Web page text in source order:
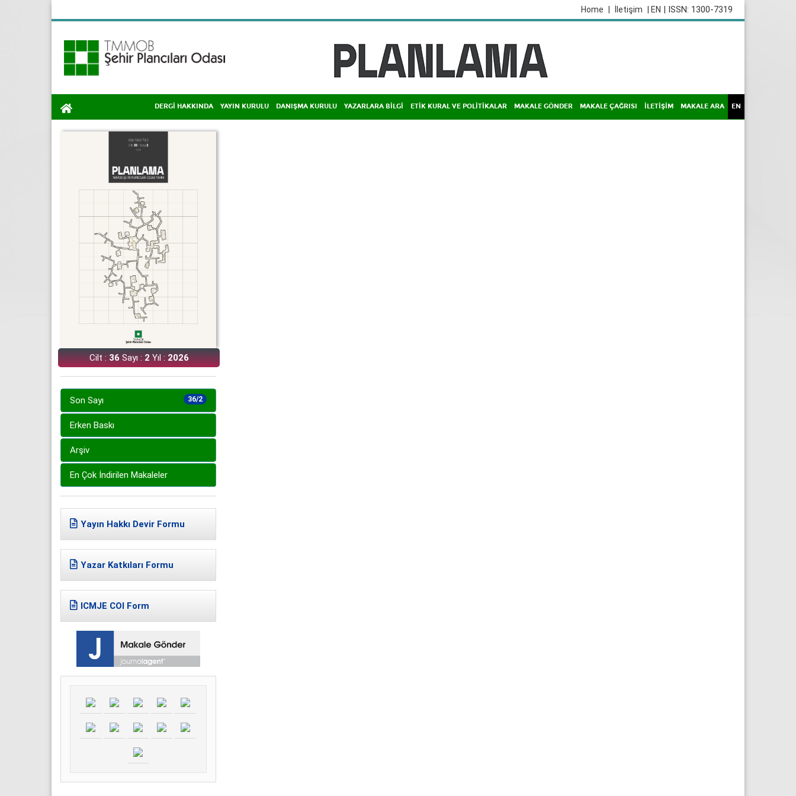
| ISSN: 1300-7319
| EN
İletişim
Home
DERGİ HAKKINDA YAYIN KURULU DANIŞMA KURULU YAZARLARA BİLGİ ETİK KURAL VE POLİTİKALAR MAKALE GÖNDER MAKALE ÇAĞRISI İLETİŞİM MAKALE ARA EN
Cilt :36Sayı :2Yıl :2026
36/2
Son Sayı
Erken Baskı
Arşiv
En Çok İndirilen Makaleler
Yayın Hakkı Devir Formu
Yazar Katkıları Formu
ICMJE COI Form